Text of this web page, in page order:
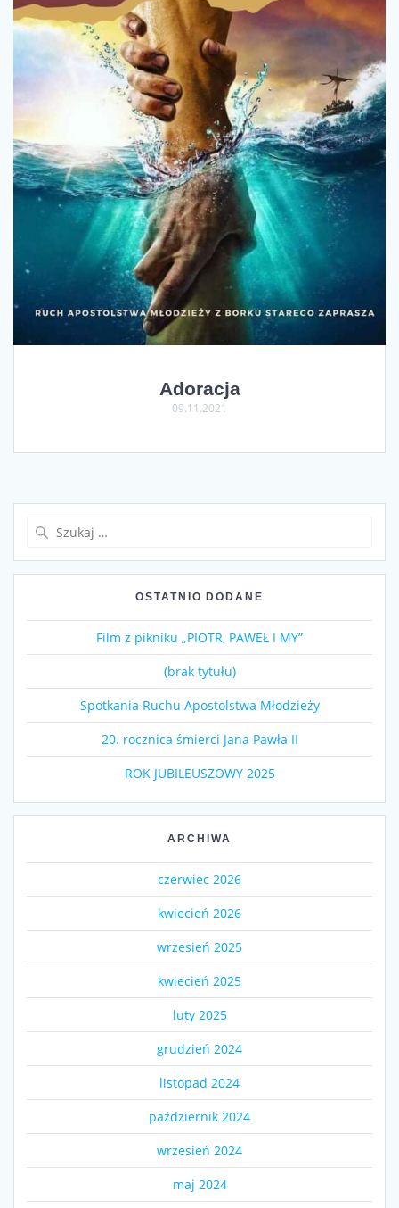
Adoracja
09.11.2021
OSTATNIO DODANE
Film z pikniku „PIOTR, PAWEŁ I MY”
(brak tytułu)
Spotkania Ruchu Apostolstwa Młodzieży
20. rocznica śmierci Jana Pawła II
ROK JUBILEUSZOWY 2025
ARCHIWA
czerwiec 2026
kwiecień 2026
wrzesień 2025
kwiecień 2025
luty 2025
grudzień 2024
listopad 2024
październik 2024
wrzesień 2024
maj 2024